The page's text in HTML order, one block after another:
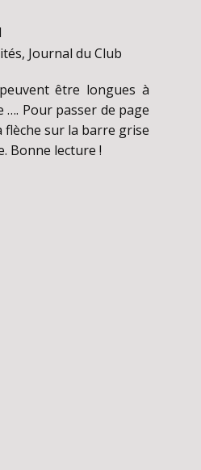
, Journal du Club
être longues à
…. Pour passer de page
flèche sur la barre grise
Bonne lecture !